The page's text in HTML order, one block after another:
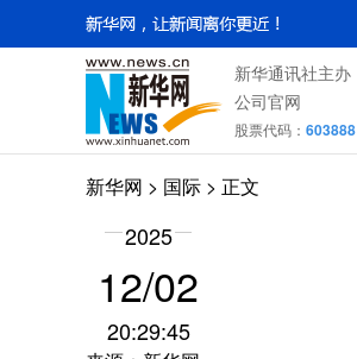
新华通讯社主办
公司官网
股票代码： 603888
新华网 > 国际 > 正文
2025
12/02
20:29:45